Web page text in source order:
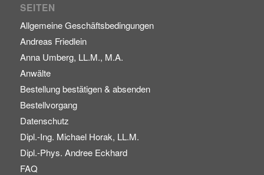
SEITEN
Allgemeine Geschäftsbedingungen
Andreas Friedlein
Anna Umberg, LL.M., M.A.
Anwälte
Bestellung bestätigen & absenden
Bestellvorgang
Datenschutz
Dipl.-Ing. Michael Horak, LL.M.
Dipl.-Phys. Andree Eckhard
FAQ